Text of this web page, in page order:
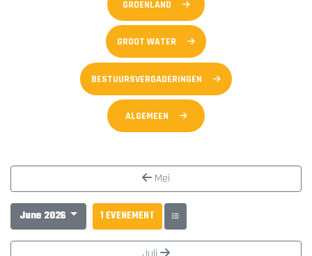
GROENLAND
GROOT WATER
BESTUURSVERGADERINGEN
ALGEMEEN
Mei
June 2026 1 EVENEMENT